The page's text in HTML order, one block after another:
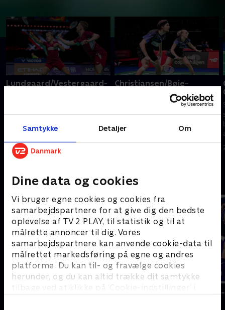
Samtykke Detaljer Om
Dine data og cookies
Vi bruger egne cookies og cookies fra
samarbejdspartnere for at give dig den bedste
oplevelse af TV 2 PLAY, til statistik og til at
målrette annoncer til dig. Vores
samarbejdspartnere kan anvende cookie-data til
målrettet markedsføring på egne og andres
platforme. Du kan til- og fravælge cookies
herunder, og du kan altid trække dit samtykke
tilbage ved at klikke på ’Cookie-indstillinger’ i
Lundgaard/Vestergaard-
Se China Open, en af årets helt
badmintonscenen, med masser
af danske spillere i aktion.
24. juli 2026 • 42 min
Christiansen/Bøje-
Gicquel/Delrue,
kvartfinale, China Open
Se China Open, en af årets helt
badmintonscenen, med masser
af danske spillere i aktion.
Andre så også
VM i badminton Badminton